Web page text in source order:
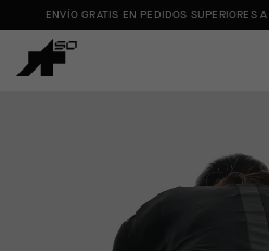
ENVÍO GRATIS EN PEDIDOS SUPERIORES A